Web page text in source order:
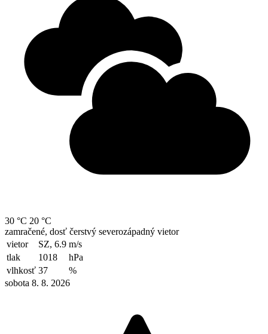
30 °C 20 °C
zamračené, dosť čerstvý severozápadný vietor
vietor
SZ, 6.9 m/s
tlak
1018
hPa
vlhkosť 37
%
sobota 8. 8. 2026